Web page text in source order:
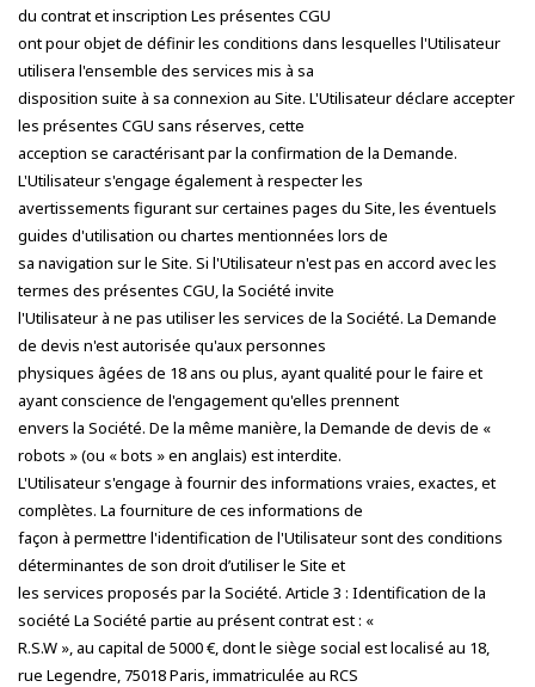
du contrat et inscription Les présentes CGU
ont pour objet de définir les conditions dans lesquelles l'Utilisateur
utilisera l'ensemble des services mis à sa
disposition suite à sa connexion au Site. L'Utilisateur déclare accepter
les présentes CGU sans réserves, cette
acception se caractérisant par la confirmation de la Demande.
L'Utilisateur s'engage également à respecter les
avertissements figurant sur certaines pages du Site, les éventuels
guides d'utilisation ou chartes mentionnées lors de
sa navigation sur le Site. Si l'Utilisateur n'est pas en accord avec les
termes des présentes CGU, la Société invite
l'Utilisateur à ne pas utiliser les services de la Société. La Demande
de devis n'est autorisée qu'aux personnes
physiques âgées de 18 ans ou plus, ayant qualité pour le faire et
ayant conscience de l'engagement qu'elles prennent
envers la Société. De la même manière, la Demande de devis de «
robots » (ou « bots » en anglais) est interdite.
L'Utilisateur s'engage à fournir des informations vraies, exactes, et
complètes. La fourniture de ces informations de
façon à permettre l'identification de l'Utilisateur sont des conditions
déterminantes de son droit d’utiliser le Site et
les services proposés par la Société. Article 3 : Identification de la
société La Société partie au présent contrat est : «
R.S.W », au capital de 5000 €, dont le siège social est localisé au 18,
rue Legendre, 75018 Paris, immatriculée au RCS